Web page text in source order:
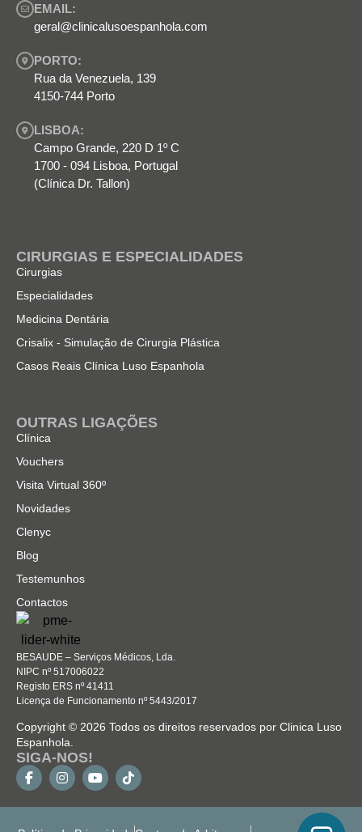
EMAIL:
geral@clinicalusoespanhola.com
PORTO:
Rua da Venezuela, 139
4150-744 Porto
LISBOA:
Campo Grande, 220 D 1º C
1700 - 094 Lisboa, Portugal
(Clínica Dr. Tallon)
CIRURGIAS E ESPECIALIDADES
Cirurgias
Especialidades
Medicina Dentária
Crisalix - Simulação de Cirurgia Plástica
Casos Reais Clínica Luso Espanhola
OUTRAS LIGAÇÕES
Clínica
Vouchers
Visita Virtual 360º
Novidades
Clenyc
Blog
Testemunhos
Contactos
BESAUDE – Serviços Médicos, Lda.
NIPC nº 517006022
Registo ERS nº 41411
Licença de Funcionamento nº 5443/2017
Copyright © 2026 Todos os direitos reservados por Clinica Luso
Espanhola.
SIGA-NOS!